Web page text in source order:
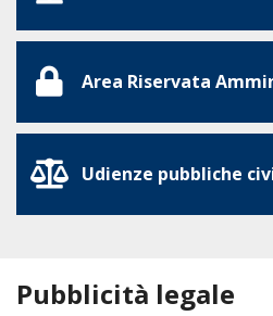
Area Riservata
Udienze pubbliche
Pubblicità legale